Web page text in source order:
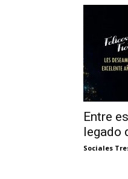
Entre
legado
Sociales